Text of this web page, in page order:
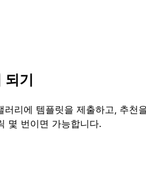
기
리에 템플릿을 제출하고, 추천
몇 번이면 가능합니다.